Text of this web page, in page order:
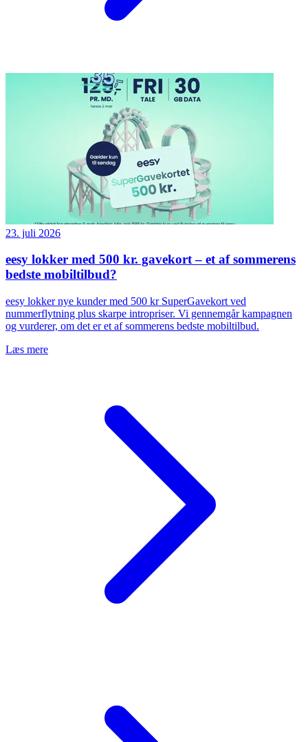
23. juli 2026
eesy lokker med 500 kr. gavekort – et af sommerens
bedste mobiltilbud?
eesy lokker nye kunder med 500 kr SuperGavekort ved
nummerflytning plus skarpe intropriser. Vi gennemgår kampagnen
og vurderer, om det er et af sommerens bedste mobiltilbud.
Læs mere